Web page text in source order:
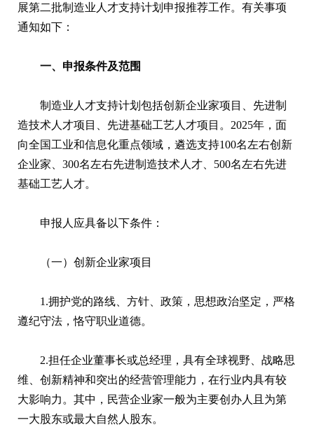
展第二批制造业人才支持计划申报推荐工作。有关事项
通知如下：
一、申报条件及范围
制造业人才支持计划包括创新企业家项目、先进制
造技术人才项目、先进基础工艺人才项目。2025年，面
向全国工业和信息化重点领域，遴选支持100名左右创新
企业家、300名左右先进制造技术人才、500名左右先进
基础工艺人才。
申报人应具备以下条件：
（一）创新企业家项目
1.拥护党的路线、方针、政策，思想政治坚定，严格
遵纪守法，恪守职业道德。
2.担任企业董事长或总经理，具有全球视野、战略思
维、创新精神和突出的经营管理能力，在行业内具有较
大影响力。其中，民营企业家一般为主要创办人且为第
一大股东或最大自然人股东。